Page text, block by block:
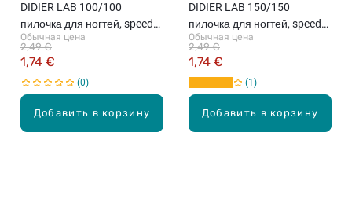
Добавить в корзину
DIDIER LAB 100/100
пилочка для ногтей, speedy
zebra
Обычная цена
1,74 €
2,49 €
0
Добавить в корзину
DIDIER LAB 150/150
пилочка для ногтей, speedy
zebra
Обычная цена
1,74 €
2,49 €
1